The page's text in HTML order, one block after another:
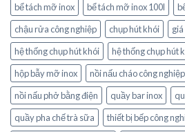
bể tách mỡ inox
bể tách mỡ inox 100l
chậu rửa công nghiệp
chụp hút khói
hệ thống chụp hút khói
hệ thống chụp hút
hộp bẫy mỡ inox
nồi nấu cháo công nghiệp
nồi nấu phở bằng điện
quầy bar inox
quầy pha chế trà sữa
thiết bị bếp công